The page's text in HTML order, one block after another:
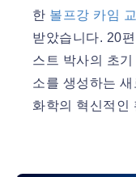
한 볼프강 카임
받았습니다. 20
스트 박사의 초
소를 생성하는
화학의 혁신적인